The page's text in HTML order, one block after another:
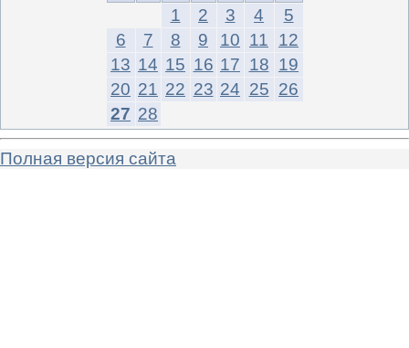
1
2 3 4
5
6
7 8 9 10 11
12
13 14 15 16 17 18 19
20 21 22 23 24 25 26
27 28
Полная версия сайта